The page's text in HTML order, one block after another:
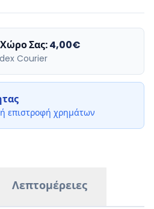
Σας:4,00€
Courier
επιστροφή χρημάτων
Λεπτομέρειες